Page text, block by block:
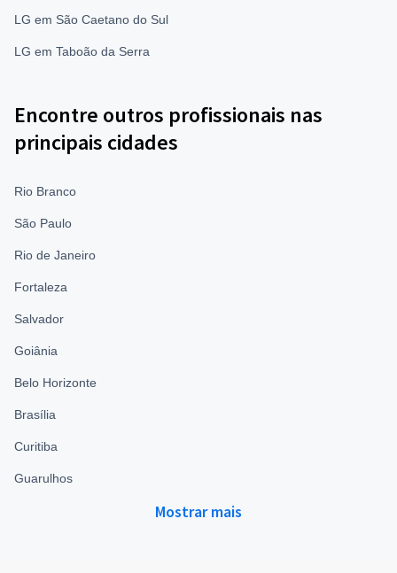
LG em São Caetano do Sul
LG em Taboão da Serra
Encontre outros profissionais nas
principais cidades
Rio Branco
São Paulo
Rio de Janeiro
Fortaleza
Salvador
Goiânia
Belo Horizonte
Brasília
Curitiba
Guarulhos
Mostrar mais